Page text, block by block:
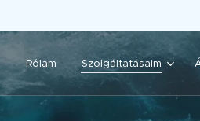
Rólam Szolgáltatásaim